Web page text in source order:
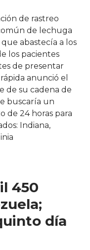
de rastreo
de lechuga
abastecía a los
los pacientes
de presentar
anunció el
de su cadena de
buscaría un
de 24 horas para
Indiana,
450
día